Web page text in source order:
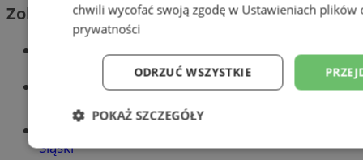
Zobacz również
Wiadomości kryminalne w Wodzisławiu
Wiadomości lokalne
Śląski
chwili wycofać swoją zgodę w Ustawieniach plików
prywatności
ODRZUĆ WSZYSTKIE
POKAŻ SZCZEGÓŁY
Niezbędne Wydajność